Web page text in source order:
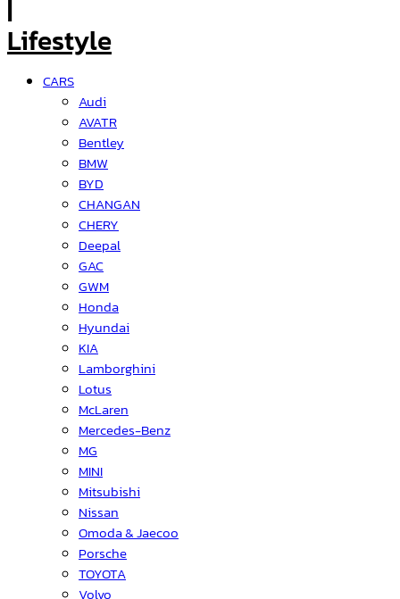
CARS
Audi
AVATR
Bentley
BMW
BYD
CHANGAN
CHERY
Deepal
GAC
GWM
Honda
Hyundai
KIA
Lamborghini
Lotus
McLaren
Mercedes-Benz
MG
MINI
Mitsubishi
Nissan
Omoda & Jaecoo
Porsche
TOYOTA
Volvo